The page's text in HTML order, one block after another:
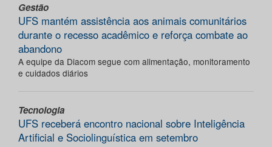
Gestão
UFS mantém assistência aos animais comunitários
durante o recesso acadêmico e reforça combate ao
abandono
A equipe da Diacom segue com alimentação, monitoramento
e cuidados diários
Tecnologia
UFS receberá encontro nacional sobre Inteligência
Artificial e Sociolinguística em setembro